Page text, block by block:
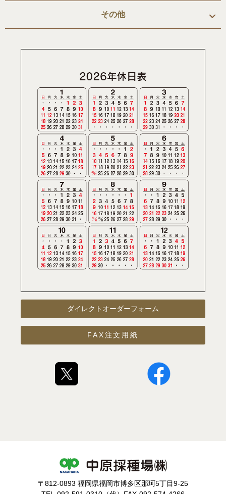
その他
ダイレクトオーダーフォーム
FAX注文用紙
〒812-0893 福岡県福岡市博多区那珂5丁目9-25